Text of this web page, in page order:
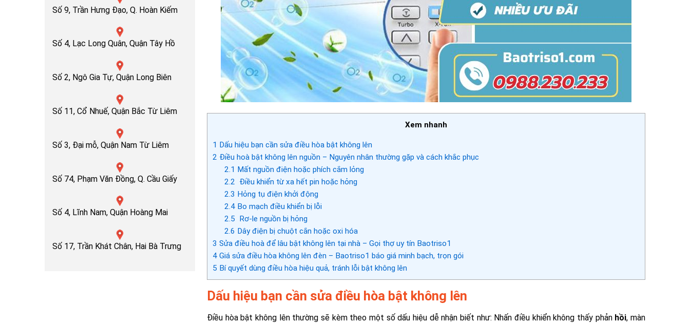
Số 9, Trần Hưng Đạo, Q. Hoàn Kiếm
Số 4, Lạc Long Quân, Quận Tây Hồ
Số 2, Ngô Gia Tự, Quận Long Biên
Số 11, Cổ Nhuế, Quận Bắc Từ Liêm
Số 3, Đại mỗ, Quận Nam Từ Liêm
Số 74, Phạm Văn Đồng, Q. Cầu Giấy
Số 4, Lĩnh Nam, Quận Hoàng Mai
Số 17, Trần Khát Chân, Hai Bà Trưng
Xem nhanh
1 Dấu hiệu bạn cần sửa điều hòa bật không lên
2 Điều hoà bật không lên nguồn – Nguyên nhân thường gặp và cách khắc phục
2.1 Mất nguồn điện hoặc phích cắm lỏng
2.2 Điều khiển từ xa hết pin hoặc hỏng
2.3 Hỏng tụ điện khởi động
2.4Bo mạch điều khiển bị lỗi
2.5 Rơ-le nguồn bị hỏng
2.6 Dây điện bị chuột cắn hoặc oxi hóa
3 Sửa điều hoà để lâu bật không lên tại nhà – Gọi thợ uy tín Baotriso1
4Giá sửa điều hòa không lên đèn – Baotriso1 báo giá minh bạch, trọn gói
5 Bí quyết dùng điều hòa hiệu quả, tránh lỗi bật không lên
Dấu hiệu bạn cần sửa điều hòa bật không lên
Điều hòa bật không lên thường sẽ kèm theo một số dấu hiệu dễ nhận biết như: Nhấn điều khiển không thấy phảnhồi, màn